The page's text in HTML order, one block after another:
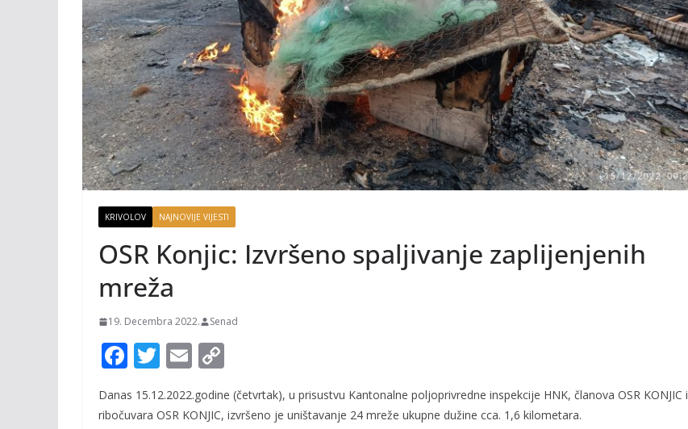
KRIVOLOV NAJNOVIJE VIJESTI
OSR Konjic: Izvršeno spaljivanje zaplijenjenih
mreža
19. Decembra 2022. Senad
F
e
T
itt
E
m
ai
o
p
Danas 15.12.2022.godine (četvrtak), u prisustvu Kantonalne poljoprivredne inspekcije HNK, članova OSR KONJIC i
ribočuvara OSR KONJIC, izvršeno je uništavanje 24 mreže ukupne dužine cca. 1,6 kilometara.